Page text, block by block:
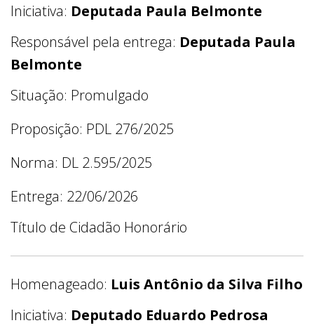
Iniciativa: Deputada Paula Belmonte
Responsável pela entrega: Deputada Paula
Belmonte
Situação: Promulgado
Proposição: PDL 276/2025
Norma: DL 2.595/2025
Entrega: 22/06/2026
Título de Cidadão Honorário
Homenageado: Luis Antônio da Silva Filho
Iniciativa: Deputado Eduardo Pedrosa